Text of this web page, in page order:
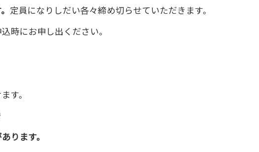
定員になりしだい各々締め切らせていただきます。
時にお申し出ください。
す。
ります。